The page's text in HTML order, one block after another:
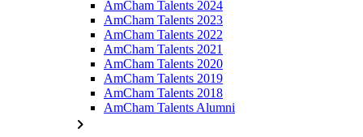
AmCham Talents 2024
AmCham Talents 2023
AmCham Talents 2022
AmCham Talents 2021
AmCham Talents 2020
AmCham Talents 2019
AmCham Talents 2018
AmCham Talents Alumni
chevron_right